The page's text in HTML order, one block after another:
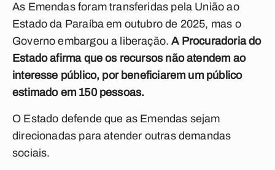
As Emendas foram transferidas pela União ao
Estado da Paraíba em outubro de 2025, mas o
Governo embargou a liberação.A Procuradoria do
Estado afirma que os recursos não atendem ao
interesse público, por beneficiarem um público
estimado em 150 pessoas.
O Estado defende que as Emendas sejam
direcionadas para atender outras demandas
sociais.